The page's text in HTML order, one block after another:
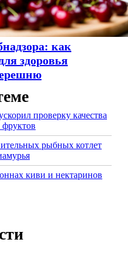
как
здоровья
проверку качества
рыбных котлет
киви и нектаринов